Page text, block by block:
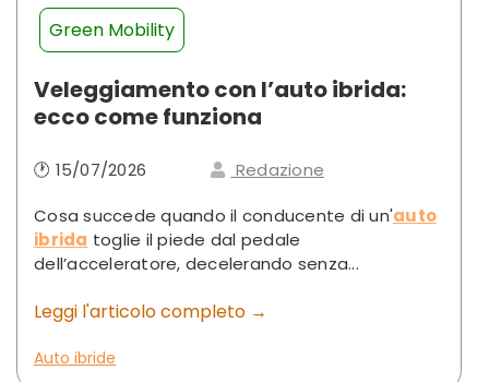
Green Mobility
Veleggiamento con l’auto ibrida:
ecco come funziona
🕐 15/07/2026
Redazione
Cosa succede quando il conducente di un'auto
ibrida toglie il piede dal pedale
dell’acceleratore, decelerando senza...
Leggi l'articolo completo →
Auto ibride